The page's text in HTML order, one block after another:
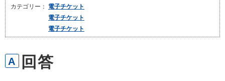
カテゴリー：
電子チケット
電子チケット
電子チケット